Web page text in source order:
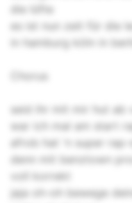
die lüfte
es ist nun zeit für die
in hamburg köln in
Chorus
seid ihr mit mir hut ab
war ich mal am start
afrob hat 'n super
denn mit benztown
voll korrekt
jaja oh-oh bewege